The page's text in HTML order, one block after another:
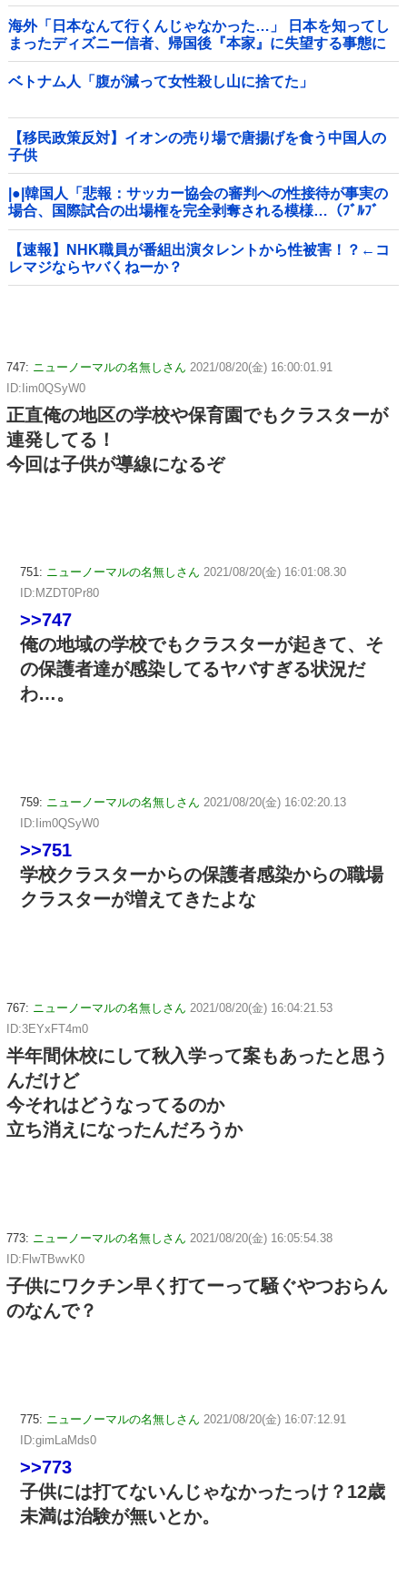
海外「日本なんて行くんじゃなかった…」 日本を知ってし
まったディズニー信者、帰国後『本家』に失望する事態に
ベトナム人「腹が減って女性殺し山に捨てた」
【移民政策反対】イオンの売り場で唐揚げを食う中国人の
子供
|●|韓国人「悲報：サッカー協会の審判への性接待が事実の
場合、国際試合の出場権を完全剥奪される模様…（ﾌﾞﾙﾌﾞ
ﾙ」＝韓国の反応
【速報】NHK職員が番組出演タレントから性被害！？←コ
レマジならヤバくねーか？
747: ニューノーマルの名無しさん 2021/08/20(金) 16:00:01.91
ID:Iim0QSyW0
正直俺の地区の学校や保育園でもクラスターが
連発してる！
今回は子供が導線になるぞ
751: ニューノーマルの名無しさん 2021/08/20(金) 16:01:08.30
ID:MZDT0Pr80
>>747
俺の地域の学校でもクラスターが起きて、そ
の保護者達が感染してるヤバすぎる状況だ
わ…。
759: ニューノーマルの名無しさん 2021/08/20(金) 16:02:20.13
ID:Iim0QSyW0
>>751
学校クラスターからの保護者感染からの職場
クラスターが増えてきたよな
767: ニューノーマルの名無しさん 2021/08/20(金) 16:04:21.53
ID:3EYxFT4m0
半年間休校にして秋入学って案もあったと思う
んだけど
今それはどうなってるのか
立ち消えになったんだろうか
773: ニューノーマルの名無しさん 2021/08/20(金) 16:05:54.38
ID:FlwTBwvK0
子供にワクチン早く打てーって騒ぐやつおらん
のなんで？
775: ニューノーマルの名無しさん 2021/08/20(金) 16:07:12.91
ID:gimLaMds0
>>773
子供には打てないんじゃなかったっけ？12歳
未満は治験が無いとか。